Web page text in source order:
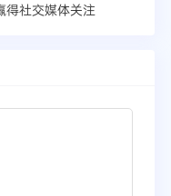
社交媒体关注